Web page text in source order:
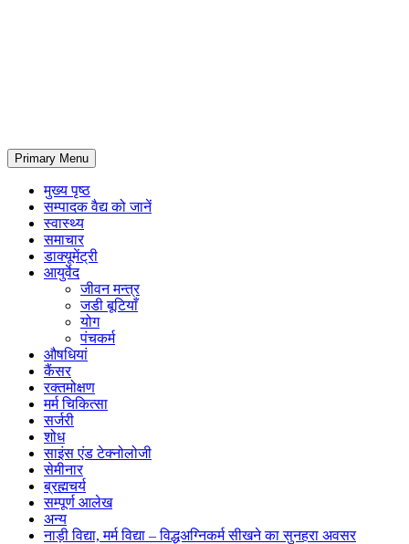
Primary Menu
मुख्य पृष्ठ
सम्पादक वैद्य को जानें
स्वास्थ्य
समाचार
डाक्यूमेंट्री
आयुर्वेद
जीवन मन्त्र
जडी बूटियाँ
योग
पंचकर्म
औषधियां
कैंसर
रक्तमोक्षण
मर्म चिकित्सा
सर्जरी
शोध
साइंस एंड टेक्नोलोजी
सेमीनार
ब्रह्मचर्य
सम्पूर्ण आलेख
अन्य
नाड़ी विद्या, मर्म विद्या – विद्धअग्निकर्म सीखने का सुनहरा अवसर